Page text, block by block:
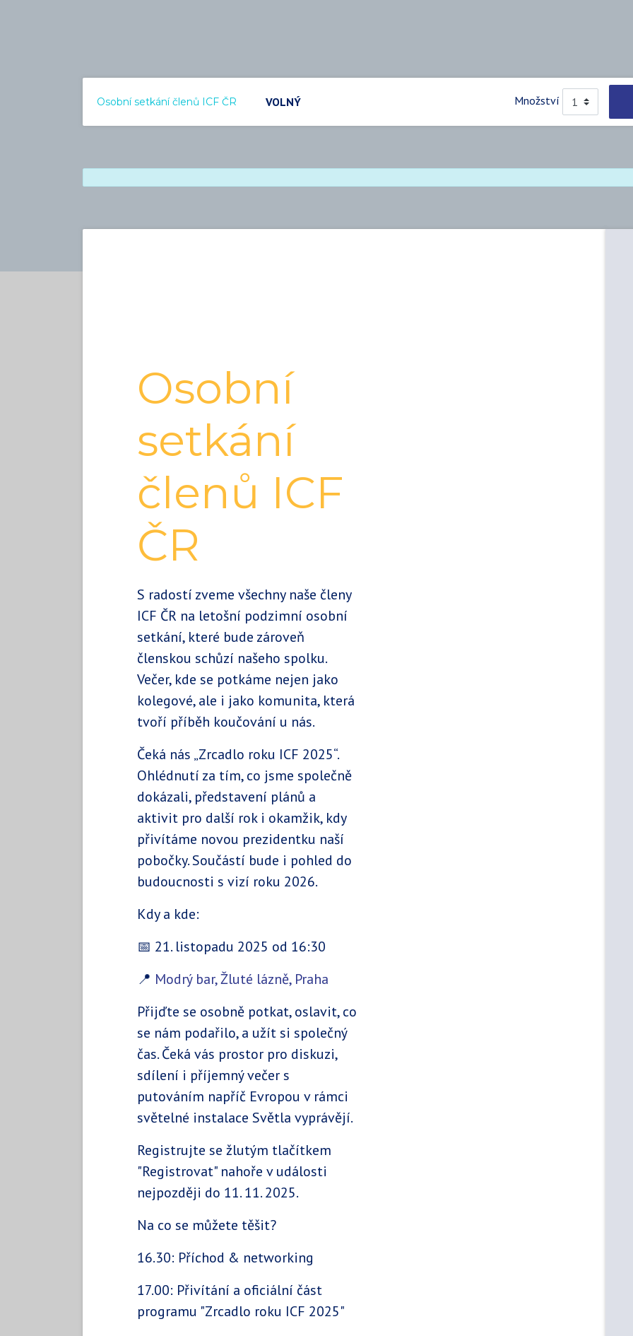
Osobní setkání členů ICF ČR VOLNÝ Množství
Osobní
setkání
členů ICF
ČR
S radostí zveme všechny naše členy
ICF ČR na letošní podzimní osobní
setkání, které bude zároveň
členskou schůzí našeho spolku.
Večer, kde se potkáme nejen jako
kolegové, ale i jako komunita, která
tvoří příběh koučování u nás.
Čeká nás „Zrcadlo roku ICF 2025“.
Ohlédnutí za tím, co jsme společně
dokázali, představení plánů a
aktivit pro další rok i okamžik, kdy
přivítáme novou prezidentku naší
pobočky. Součástí bude i pohled do
budoucnosti s vizí roku 2026.
Kdy a kde:
📅 21. listopadu 2025 od 16:30
📍 Modrý bar, Žluté lázně, Praha
Přijďte se osobně potkat, oslavit, co
se nám podařilo, a užít si společný
čas. Čeká vás prostor pro diskuzi,
sdílení i příjemný večer s
putováním napříč Evropou v rámci
světelné instalace Světla vyprávějí.
Registrujte se žlutým tlačítkem
"Registrovat" nahoře v události
nejpozději do 11. 11. 2025.
Na co se můžete těšit?
16.30: Příchod & networking
17.00: Přivítání a oficiální část
programu "Zrcadlo roku ICF 2025"